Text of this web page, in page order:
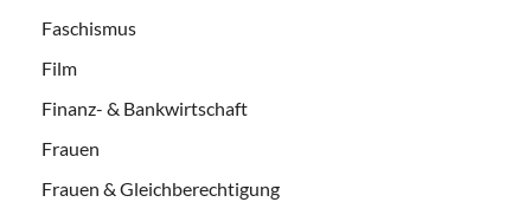
Faschismus
Film
Finanz- & Bankwirtschaft
Frauen
Frauen & Gleichberechtigung